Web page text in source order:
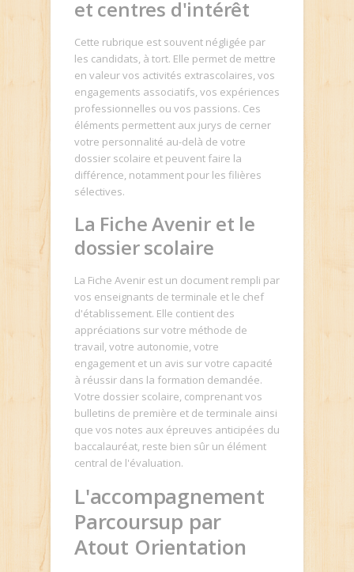
et centres d'intérêt
Cette rubrique est souvent négligée par
les candidats, à tort. Elle permet de mettre
en valeur vos activités extrascolaires, vos
engagements associatifs, vos expériences
professionnelles ou vos passions. Ces
éléments permettent aux jurys de cerner
votre personnalité au-delà de votre
dossier scolaire et peuvent faire la
différence, notamment pour les filières
sélectives.
La Fiche Avenir et le
dossier scolaire
La Fiche Avenir est un document rempli par
vos enseignants de terminale et le chef
d'établissement. Elle contient des
appréciations sur votre méthode de
travail, votre autonomie, votre
engagement et un avis sur votre capacité
à réussir dans la formation demandée.
Votre dossier scolaire, comprenant vos
bulletins de première et de terminale ainsi
que vos notes aux épreuves anticipées du
baccalauréat, reste bien sûr un élément
central de l'évaluation.
L'accompagnement
Parcoursup par
Atout Orientation